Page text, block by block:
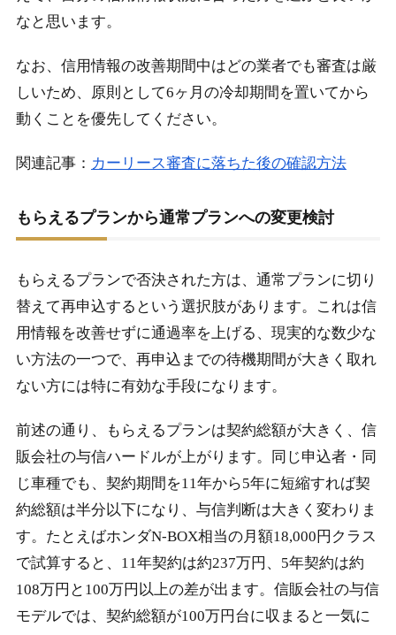
なと思います。
なお、信用情報の改善期間中はどの業者でも審査は厳
しいため、原則として6ヶ月の冷却期間を置いてから
動くことを優先してください。
関連記事： カーリース審査に落ちた後の確認方法
もらえるプランから通常プランへの変更検討
もらえるプランで否決された方は、通常プランに切り
替えて再申込するという選択肢があります。これは信
用情報を改善せずに通過率を上げる、現実的な数少な
い方法の一つで、再申込までの待機期間が大きく取れ
ない方には特に有効な手段になります。
前述の通り、もらえるプランは契約総額が大きく、信
販会社の与信ハードルが上がります。同じ申込者・同
じ車種でも、契約期間を11年から5年に短縮すれば契
約総額は半分以下になり、与信判断は大きく変わりま
す。たとえばホンダN-BOX相当の月額18,000円クラス
で試算すると、11年契約は約237万円、5年契約は約
108万円と100万円以上の差が出ます。信販会社の与信
モデルでは、契約総額が100万円台に収まると一気に